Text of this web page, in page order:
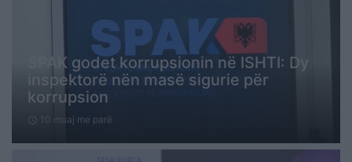
SPAK godet korrupsionin në ISHTI: Dy
inspektorë nën masë sigurie për
korrupsion
schedule 10 muaj me parë